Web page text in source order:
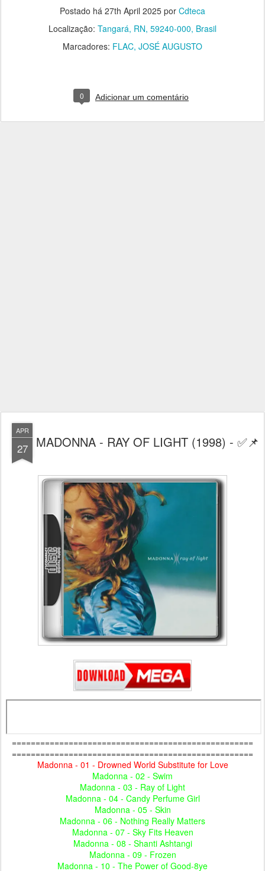
Postado há 27th April 2025 por Cdteca
Localização: Tangará, RN, 59240-000, Brasil
Marcadores: FLAC JOSÉ AUGUSTO
0 Adicionar um comentário
APR
27 MADONNA - RAY OF LIGHT (1998) - ✅📌
===================================================
===================================================
Madonna - 01 - Drowned World Substitute for Love
Madonna - 02 - Swim
Madonna - 03 - Ray of Light
Madonna - 04 - Candy Perfume Girl
Madonna - 05 - Skin
Madonna - 06 - Nothing Really Matters
Madonna - 07 - Sky Fits Heaven
Madonna - 08 - Shanti Ashtangi
Madonna - 09 - Frozen
Madonna - 10 - The Power of Good-8ye